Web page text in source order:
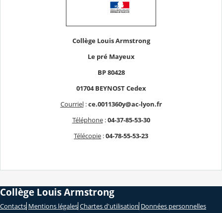
Collège Louis Armstrong
Le pré Mayeux
BP 80428
01704 BEYNOST Cedex
Courriel:ce.0011360y@ac-lyon.fr
Téléphone:04-37-85-53-30
Télécopie :04-78-55-53-23
Collège Louis Armstrong
Contacts Mentions légales Chartes d'utilisation Données personnelles